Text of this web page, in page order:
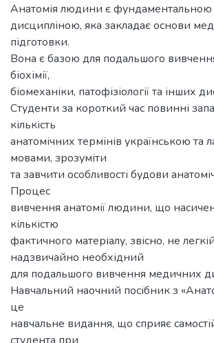
Анатомія людини є
дисципліною, яка закладає основи
підготовки.
Вона є базою для подальшого вивчення
біохімії,
біомеханіки, патофізіології та інших
Студенти за короткий час повинні
кількість
анатомічних термінів українською та
мовами, зрозуміти
та завчити особливості будови
Процес
вивчення анатомії людини, що
кількістю
фактичного матеріалу, звісно, не
надзвичайно необхідний
для подальшого вивчення медичних
Навчальний наочний посібник з
це
навчальне видання, що сприяє